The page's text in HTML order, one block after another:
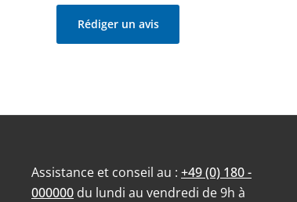
Rédiger un avis
Assistance et conseil au : +49 (0) 180 -
000000 du lundi au vendredi de 9h à